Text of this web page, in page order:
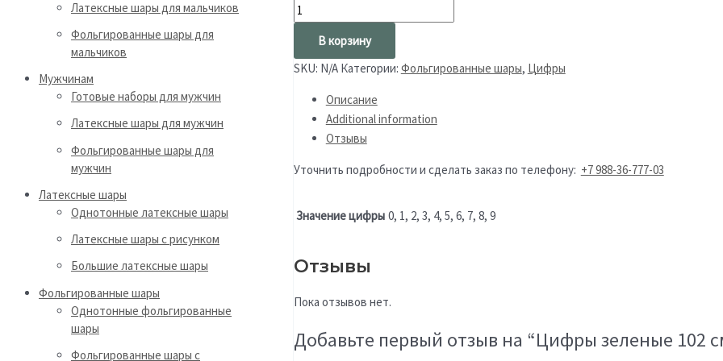
Латексные шары для мальчиков
Фольгированные шары для
мальчиков
Мужчинам
Готовые наборы для мужчин
Латексные шары для мужчин
Фольгированные шары для
мужчин
Латексные шары
Однотонные латексные шары
Латексные шары с рисунком
Большие латексные шары
Фольгированные шары
Однотонные фольгированные
шары
Фольгированные шары с
В корзину
SKU: N/A Категории: Фольгированные шары, Цифры
Описание
Additional information
Отзывы
Уточнить подробности и сделать заказ по телефону: +7 988-36-777-03
Значение цифры 0, 1, 2, 3, 4, 5, 6, 7, 8, 9
Отзывы
Пока отзывов нет.
Добавьте первый отзыв на “Цифры зеленые 102